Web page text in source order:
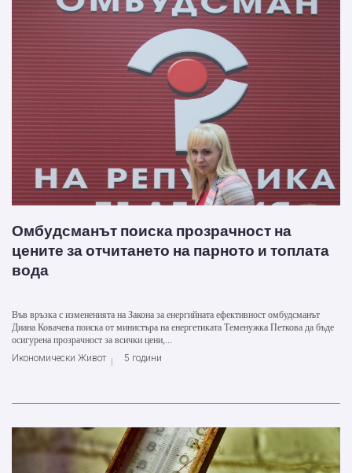
Омбудсманът поиска прозрачност на
цените за отчитането на парното и топлата
вода
Във връзка с измененията на Закона за енергийната ефективност омбудсманът
Диана Ковачева поиска от министъра на енергетиката Теменужка Петкова да бъде
осигурена прозрачност за всички цени,...
Икономически Живот
5 години